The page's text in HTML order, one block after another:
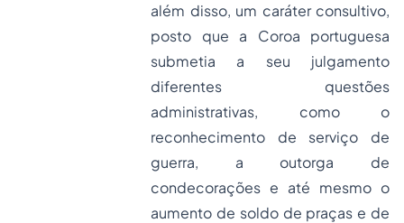
além disso, um caráter consultivo,
posto que a Coroa portuguesa
submetia a seu julgamento
diferentes questões
administrativas, como o
reconhecimento de serviço de
guerra, a outorga de
condecorações e até mesmo o
aumento de soldo de praças e de